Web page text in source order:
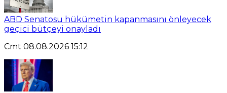
ABD Senatosu hükümetin kapanmasını önleyecek
geçici bütçeyi onayladı
Cmt 08.08.2026 15:12